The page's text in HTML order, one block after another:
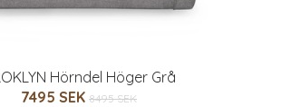
Hörndel Höger Grå
7495 SEK 8495 SEK